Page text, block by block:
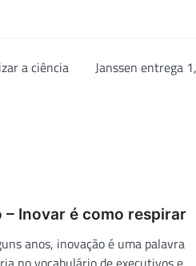
a ciência
Janssen entrega
– Inovar é como respirar
anos, inovação é uma palavra